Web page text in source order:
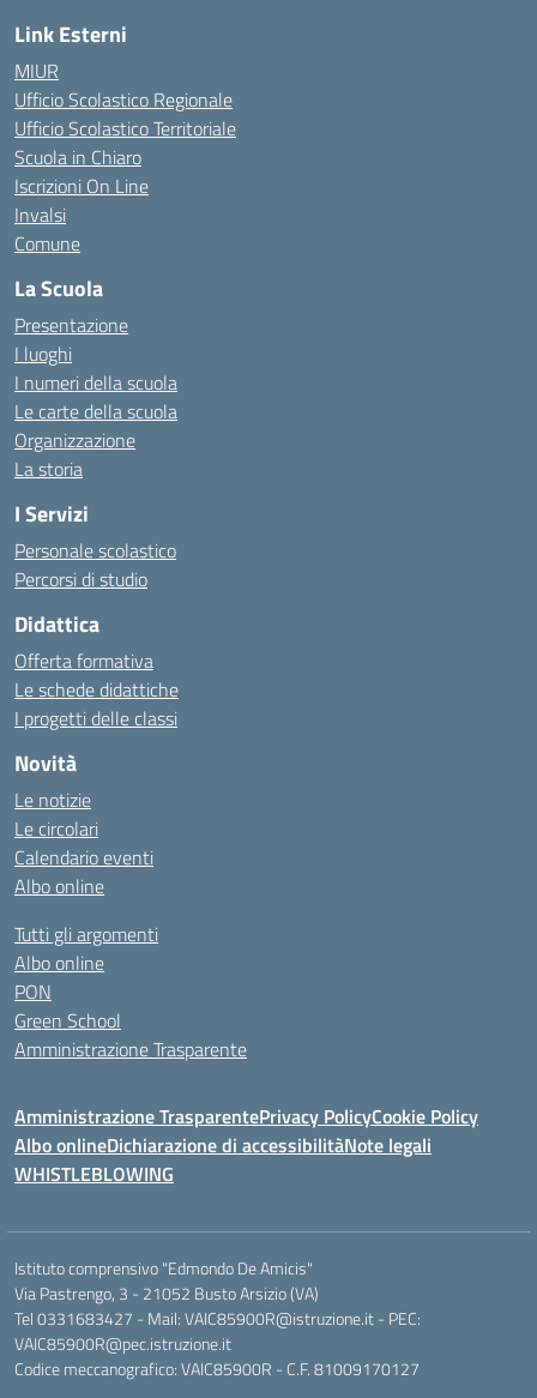
Link Esterni
MIUR
Ufficio Scolastico Regionale
Ufficio Scolastico Territoriale
Scuola in Chiaro
Iscrizioni On Line
Invalsi
Comune
La Scuola
Presentazione
I luoghi
I numeri della scuola
Le carte della scuola
Organizzazione
La storia
I Servizi
Personale scolastico
Percorsi di studio
Didattica
Offerta formativa
Le schede didattiche
I progetti delle classi
Novità
Le notizie
Le circolari
Calendario eventi
Albo online
Tutti gli argomenti
Albo online
PON
Green School
Amministrazione Trasparente
Amministrazione TrasparentePrivacy PolicyCookie Policy
Albo onlineDichiarazione di accessibilitàNote legali
WHISTLEBLOWING
Istituto comprensivo "Edmondo De Amicis"
Via Pastrengo, 3 - 21052 Busto Arsizio (VA)
Tel 0331683427 - Mail: VAIC85900R@istruzione.it - PEC:
VAIC85900R@pec.istruzione.it
Codice meccanografico: VAIC85900R - C.F. 81009170127